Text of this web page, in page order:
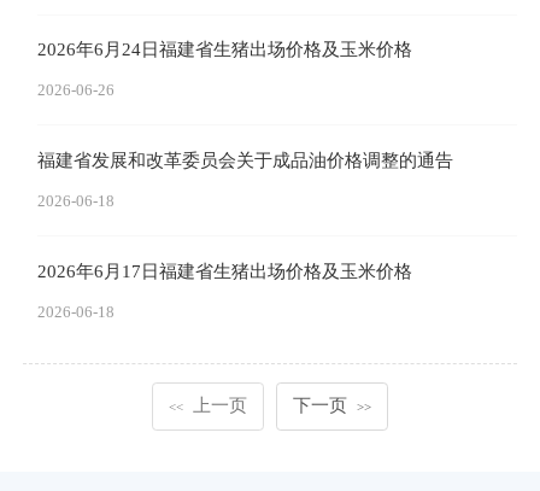
2026年6月24日福建省生猪出场价格及玉米价格
2026-06-26
福建省发展和改革委员会关于成品油价格调整的通告
2026-06-18
2026年6月17日福建省生猪出场价格及玉米价格
2026-06-18
<< 上一页 下一页 >>